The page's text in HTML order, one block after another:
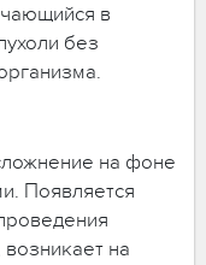
в
без
на фоне
Появляется
на